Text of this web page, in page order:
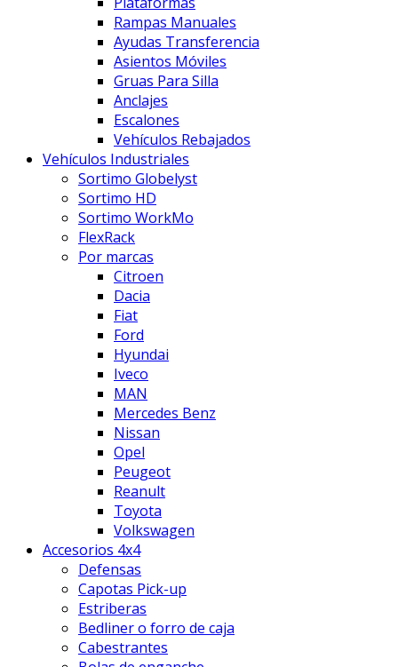
Rampas Manuales
Ayudas Transferencia
Asientos Móviles
Gruas Para Silla
Anclajes
Escalones
Vehículos Rebajados
Vehículos Industriales
Sortimo Globelyst
Sortimo HD
Sortimo WorkMo
FlexRack
Por marcas
Citroen
Dacia
Fiat
Ford
Hyundai
Iveco
MAN
Mercedes Benz
Nissan
Opel
Peugeot
Reanult
Toyota
Volkswagen
Accesorios 4x4
Defensas
Capotas Pick-up
Estriberas
Bedliner o forro de caja
Cabestrantes